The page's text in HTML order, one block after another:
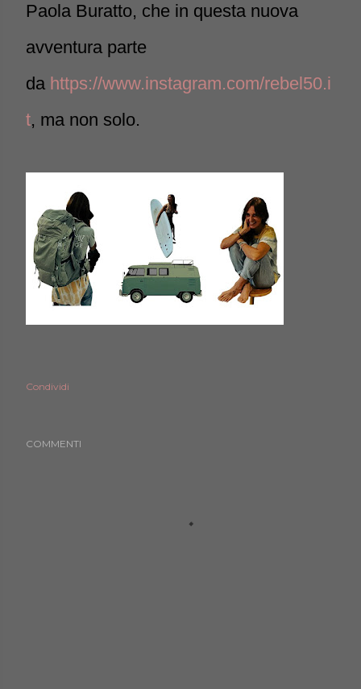
Paola Buratto, che in questa nuova
avventura parte
da https://www.instagram.com/rebel50.i
t, ma non solo.
Condividi
COMMENTI